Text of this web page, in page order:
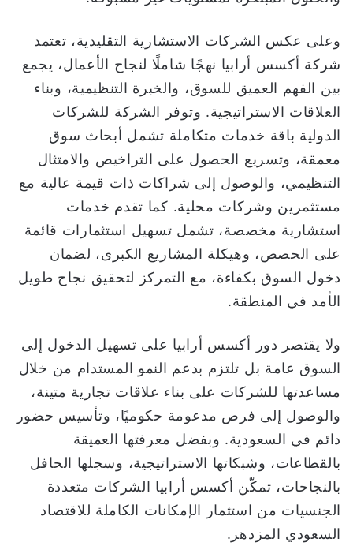
وعلى عكس الشركات الاستشارية التقليدية، تعتمد
شركة أكسس أرابيا نهجًا شاملًا لنجاح الأعمال، يجمع
بين الفهم العميق للسوق، والخبرة التنظيمية، وبناء
العلاقات الاستراتيجية. وتوفر الشركة للشركات
الدولية باقة خدمات متكاملة تشمل أبحاث سوق
معمقة، وتسريع الحصول على التراخيص والامتثال
التنظيمي، والوصول إلى شراكات ذات قيمة عالية مع
مستثمرين وشركات محلية. كما تقدم خدمات
استشارية مخصصة، تشمل تسهيل استثمارات قائمة
على الحصص، وهيكلة المشاريع الكبرى، لضمان
دخول السوق بكفاءة، مع التمركز لتحقيق نجاح طويل
الأمد في المنطقة.
ولا يقتصر دور أكسس أرابيا على تسهيل الدخول إلى
السوق عامة بل تلتزم بدعم النمو المستدام من خلال
مساعدتها للشركات على بناء علاقات تجارية متينة،
والوصول إلى فرص مدعومة حكوميًا، وتأسيس حضور
دائم في السعودية. وبفضل معرفتها العميقة
بالقطاعات، وشبكاتها الاستراتيجية، وسجلها الحافل
بالنجاحات، تمكّن أكسس أرابيا الشركات متعددة
الجنسيات من استثمار الإمكانات الكاملة للاقتصاد
السعودي المزدهر.